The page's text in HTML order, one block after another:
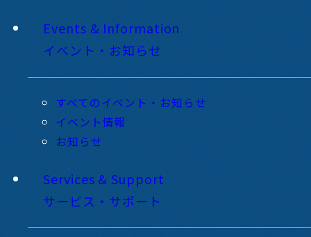
Events & Information
イベント・お知らせ
すべてのイベント・お知らせ
イベント情報
お知らせ
Services & Support
サービス・サポート